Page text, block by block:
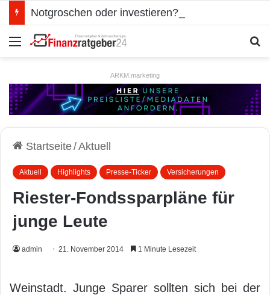
Menü
ARKM.marketing
Startseite/Aktuell
Aktuell Highlights Presse-Ticker Versicherungen
Riester-Fondssparpläne für
junge Leute
admin 21. November 2014 1 Minute Lesezeit
Weinstadt. Junge Sparer sollten sich bei der